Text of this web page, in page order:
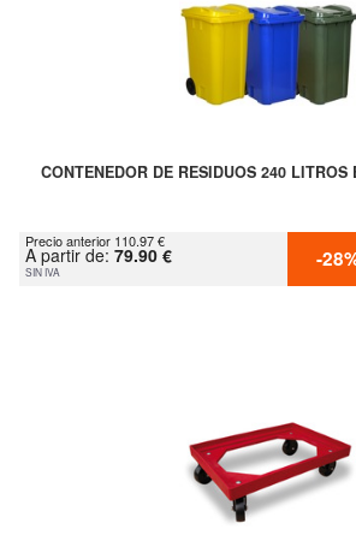
CONTENEDOR DE RESIDUOS 240 LITROS
Precio anterior 110.97 €
A partir de: 79.90 €
SIN IVA -